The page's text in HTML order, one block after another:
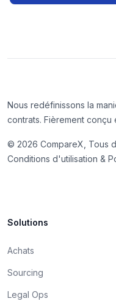
Nous redéfinissons la
contrats. Fièrement conçu
© 2026 CompareX, Tous
Conditions d'utilisation &
Solutions
Achats
Sourcing
Legal Ops